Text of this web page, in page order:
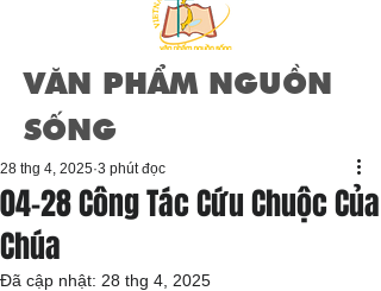
VĂN PHẨM NGUỒN
SỐNG
04-28 Công Tác Cứu Chuộc Của
Chúa
28 thg 4, 2025 3 phút đọc
Đã cập nhật: 28 thg 4, 2025